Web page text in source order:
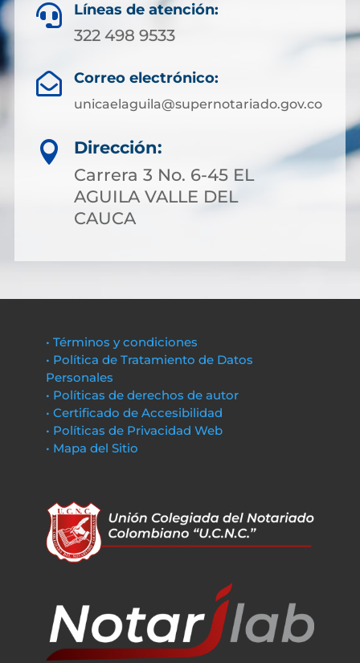
 Líneas de atención:
322 498 9533
 Correo electrónico:
unicaelaguila@supernotariado.gov.co

Dirección:
Carrera 3 No. 6-45 EL
AGUILA VALLE DEL
CAUCA
• Términos y condiciones
• Política de Tratamiento de Datos
Personales
• Políticas de derechos de autor
• Certificado de Accesibilidad
• Políticas de Privacidad Web
• Mapa del Sitio